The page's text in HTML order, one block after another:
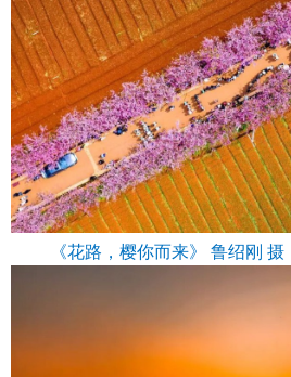
《花路，樱你而来》 鲁绍刚 摄